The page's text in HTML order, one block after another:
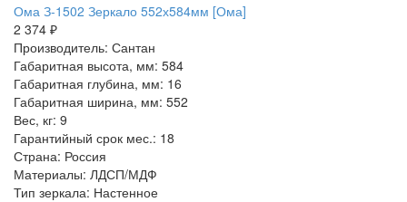
Ома З-1502 Зеркало 552х584мм [Ома]
2 374 ₽
Производитель: Сантан
Габаритная высота, мм: 584
Габаритная глубина, мм: 16
Габаритная ширина, мм: 552
Вес, кг: 9
Гарантийный срок мес.: 18
Страна: Россия
Материалы: ЛДСП/МДФ
Тип зеркала: Настенное